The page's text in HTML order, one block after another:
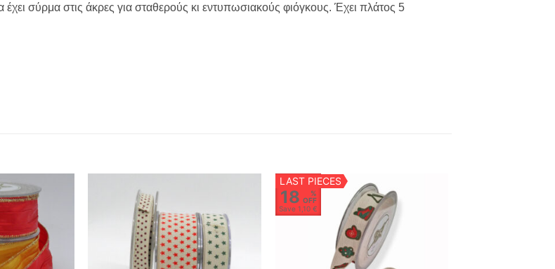
σύρμα στις άκρες για σταθερούς κι εντυπωσιακούς φιόγκους. Έχει πλάτος 5
LAST PIECES
18
%
OFF
Save 1,10 €